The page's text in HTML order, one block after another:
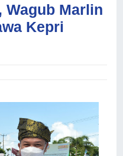
Wagub Marlin
Kepri